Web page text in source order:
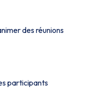
des réunions
participants